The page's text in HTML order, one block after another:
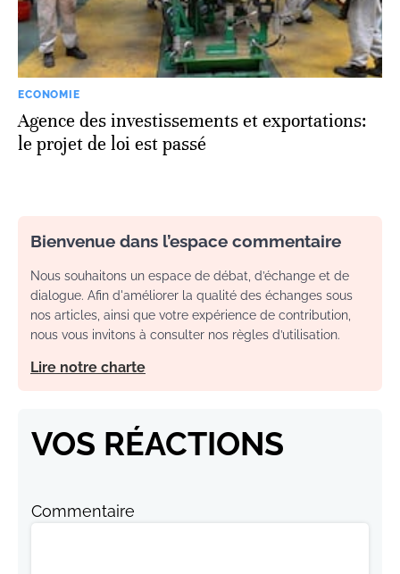
ECONOMIE
Agence des investissements et exportations:
le projet de loi est passé
Bienvenue dans l’espace commentaire
Nous souhaitons un espace de débat, d’échange et de
dialogue. Afin d'améliorer la qualité des échanges sous
nos articles, ainsi que votre expérience de contribution,
nous vous invitons à consulter nos règles d’utilisation.
Lire notre charte
VOS RÉACTIONS
Commentaire